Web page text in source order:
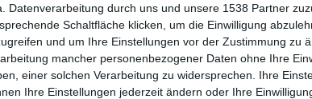
Datenverarbeitung durch uns und unsere 1538 Partner
Schaltfläche klicken, um die Einwilligung
und um Ihre Einstellungen vor der Zustimmung zu
mancher personenbezogener Daten ohne Ihre
einer solchen Verarbeitung zu widersprechen. Ihre
Ihre Einstellungen jederzeit ändern oder Ihre
App Store, das dann den Platz einnimmt, das
der neuen App gefüllt.